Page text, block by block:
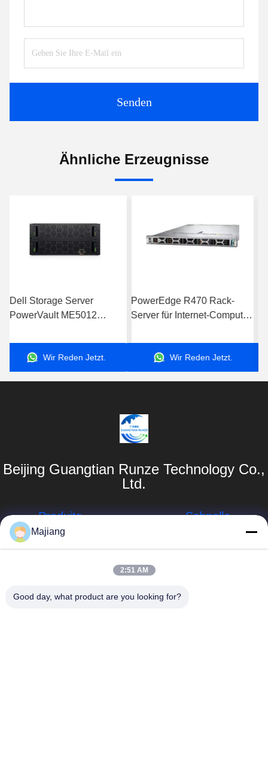
Senden
Ähnliche Erzeugnisse
PowerEdge R470 Rack-
Server für Internet-Computer-
Server
Wir Reden Jetzt.
PowerEdge R660
Datenspeicher mit Intel
Geschäftsanwendungen
Wir Reden Jetzt.
Beijing Guangtian Runze Technology Co.,
Ltd.
Produits
Server Dells GPU
Server Lenovo
18910255277
Schnelle
Majiang
2:51 AM
Good day, what product are you looking for?